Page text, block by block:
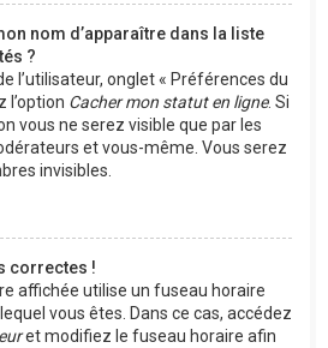
nom d’apparaître dans la liste
?
l’utilisateur, onglet « Préférences du
l’option Cacher mon statut en ligne. Si
vous ne serez visible que par les
et vous-même. Vous serez
invisibles.
correctes !
affichée utilise un fuseau horaire
vous êtes. Dans ce cas, accédez
et modifiez le fuseau horaire afin